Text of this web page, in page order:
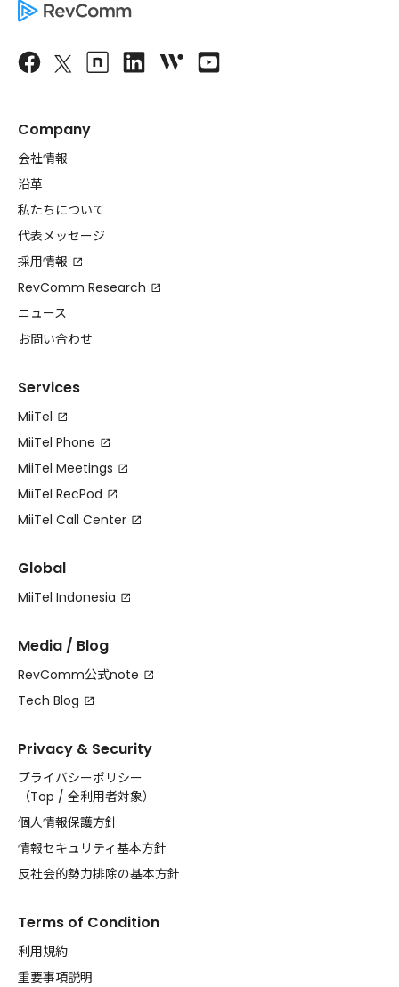
Company
会社情報
沿革
私たちについて
代表メッセージ
採用情報
RevComm Research
ニュース
お問い合わせ
Services
MiiTel
MiiTel Phone
MiiTel Meetings
MiiTel RecPod
MiiTel Call Center
Global
MiiTel Indonesia
Media / Blog
RevComm公式note
Tech Blog
Privacy & Security
プライバシーポリシー
（Top / 全利用者対象）
個人情報保護方針
情報セキュリティ基本方針
反社会的勢力排除の基本方針
Terms of Condition
利用規約
重要事項説明